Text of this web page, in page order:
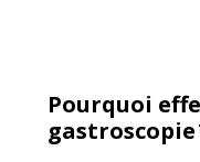
Pourquoi
gastroscopie